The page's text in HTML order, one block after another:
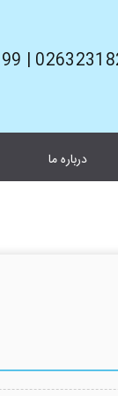
02632318245 |
درباره ما